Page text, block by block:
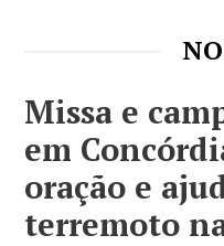
Missa e
em
oração e
terremoto